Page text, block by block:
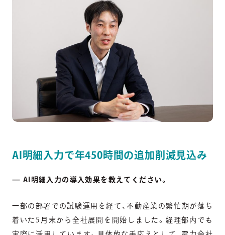
AI明細入力で年450時間の追加削減見込み
— AI明細入力の導入効果を教えてください。
一部の部署での試験運用を経て、不動産業の繁忙期が落ち
着いた 5 月末から全社展開を開始しました。経理部内でも